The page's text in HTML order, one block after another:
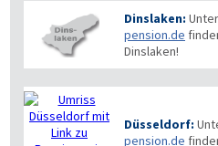
Dinslaken: Unter
pension.de
Dinslaken!
Düsseldorf:
pension.de